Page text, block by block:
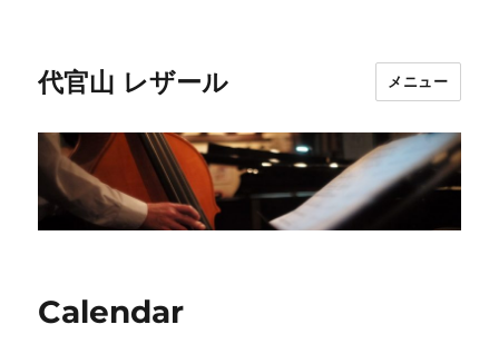
代官山 レザール メニュー
Calendar